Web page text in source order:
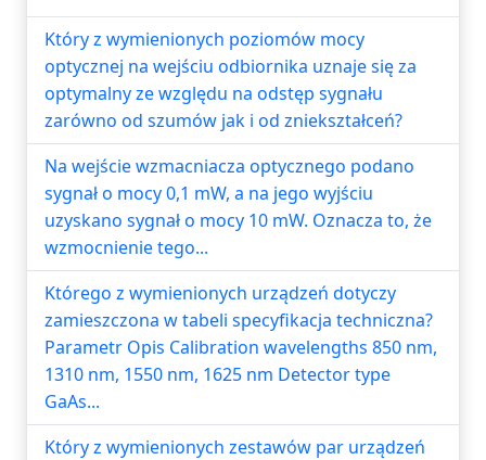
Który z wymienionych poziomów mocy
optycznej na wejściu odbiornika uznaje się za
optymalny ze względu na odstęp sygnału
zarówno od szumów jak i od zniekształceń?
Na wejście wzmacniacza optycznego podano
sygnał o mocy 0,1 mW, a na jego wyjściu
uzyskano sygnał o mocy 10 mW. Oznacza to, że
wzmocnienie tego...
Którego z wymienionych urządzeń dotyczy
zamieszczona w tabeli specyfikacja techniczna?
Parametr Opis Calibration wavelengths 850 nm,
1310 nm, 1550 nm, 1625 nm Detector type
GaAs...
Który z wymienionych zestawów par urządzeń